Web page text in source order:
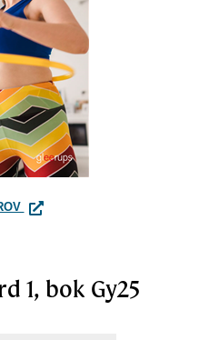
FRITID OCH FRISKVÅRD 1,
1, bok Gy25